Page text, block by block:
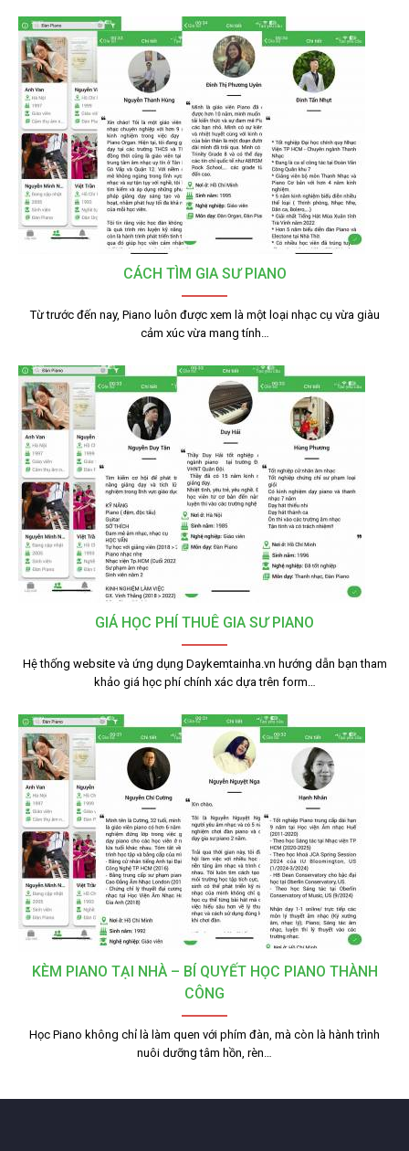
CÁCH TÌM GIA SƯ PIANO
Từ trước đến nay, Piano luôn được xem là một loại nhạc cụ vừa giàu
cảm xúc vừa mang tính…
GIÁ HỌC PHÍ THUÊ GIA SƯ PIANO
Hệ thống website và ứng dụng Daykemtainha.vn hướng dẫn bạn tham
khảo giá học phí chính xác dựa trên form…
KÈM PIANO TẠI NHÀ – BÍ QUYẾT HỌC PIANO THÀNH
CÔNG
Học Piano không chỉ là làm quen với phím đàn, mà còn là hành trình
nuôi dưỡng tâm hồn, rèn…